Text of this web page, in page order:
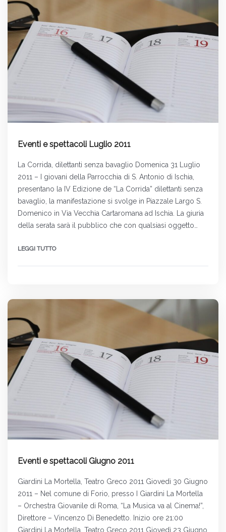
Eventi e spettacoli Luglio 2011
La Corrida, dilettanti senza bavaglio Domenica 31 Luglio
2011 – I giovani della Parrocchia di S. Antonio di Ischia,
presentano la IV Edizione de “La Corrida” dilettanti senza
bavaglio, la manifestazione si svolge in Piazzale Largo S.
Domenico in Via Vecchia Cartaromana ad Ischia. La giuria
della serata sarà il pubblico che con qualsiasi oggetto…
LEGGI TUTTO
Eventi e spettacoli Giugno 2011
Giardini La Mortella, Teatro Greco 2011 Giovedì 30 Giugno
2011 – Nel comune di Forio, presso I Giardini La Mortella
– Orchestra Giovanile di Roma, “La Musica va al Cinema!”,
Direttore – Vincenzo Di Benedetto. Inizio ore 21:00
Giardini La Mortella, Teatro Greco 2011 Giovedì 23 Giugno